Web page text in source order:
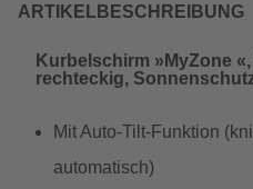
ARTIKELBESCHREIBUNG
Kurbelschirm »MyZone
rechteckig,
Mit Auto-Tilt-Funktion
automatisch)